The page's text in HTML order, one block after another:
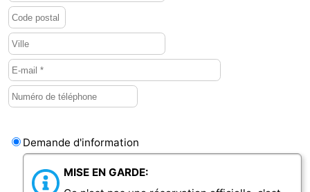
Demande d'information
MISE EN GARDE: